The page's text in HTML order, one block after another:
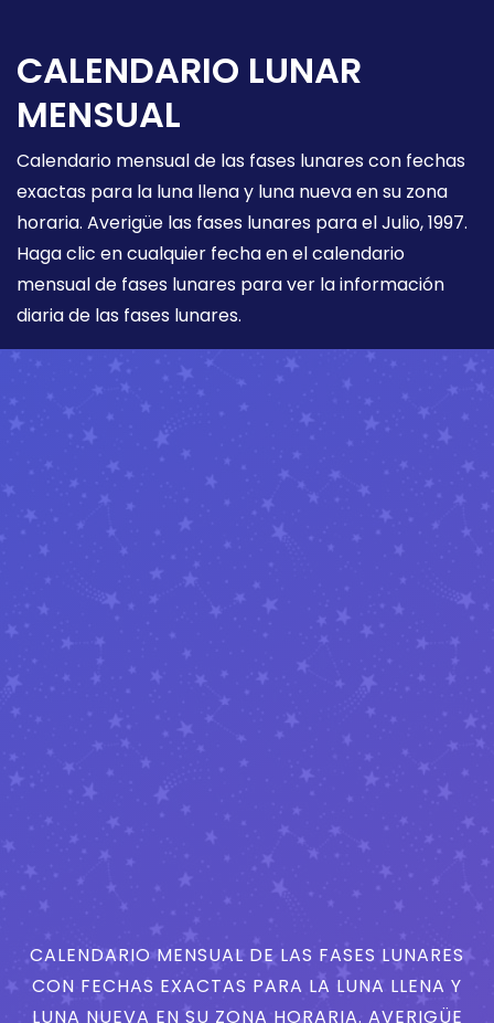
CALENDARIO LUNAR
MENSUAL
Calendario mensual de las fases lunares con fechas
exactas para la luna llena y luna nueva en su zona
horaria. Averigüe las fases lunares para el Julio, 1997.
Haga clic en cualquier fecha en el calendario
mensual de fases lunares para ver la información
diaria de las fases lunares.
CALENDARIO MENSUAL DE LAS FASES LUNARES
CON FECHAS EXACTAS PARA LA LUNA LLENA Y
LUNA NUEVA EN SU ZONA HORARIA. AVERIGÜE